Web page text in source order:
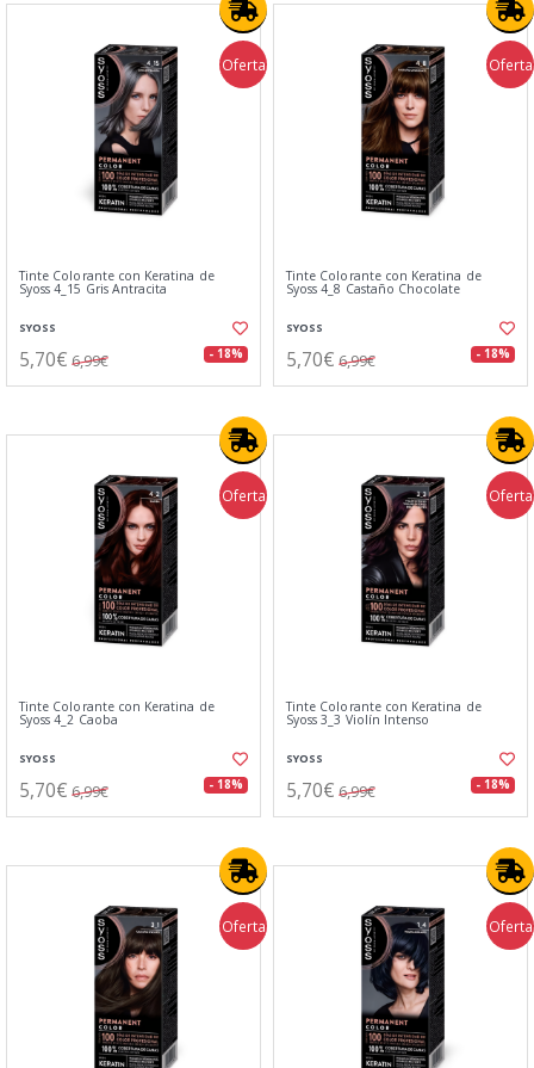
Oferta
Tinte Colorante con Keratina de
Syoss 4_15 Gris Antracita
SYOSS
5,70€ 6,99€ - 18%
Oferta
Tinte Colorante con Keratina de
Syoss 4_8 Castaño Chocolate
SYOSS
5,70€ 6,99€ - 18%
Oferta
Tinte Colorante con Keratina de
Syoss 4_2 Caoba
SYOSS
5,70€ 6,99€ - 18%
Oferta
Tinte Colorante con Keratina de
Syoss 3_3 Violín Intenso
SYOSS
5,70€ 6,99€ - 18%
Oferta Oferta